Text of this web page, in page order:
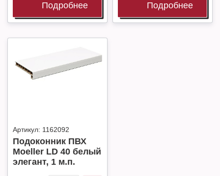
Подробнее Подробнее
Артикул: 1162092
Подоконник ПВХ
Moeller LD 40 белый
элегант, 1 м.п.